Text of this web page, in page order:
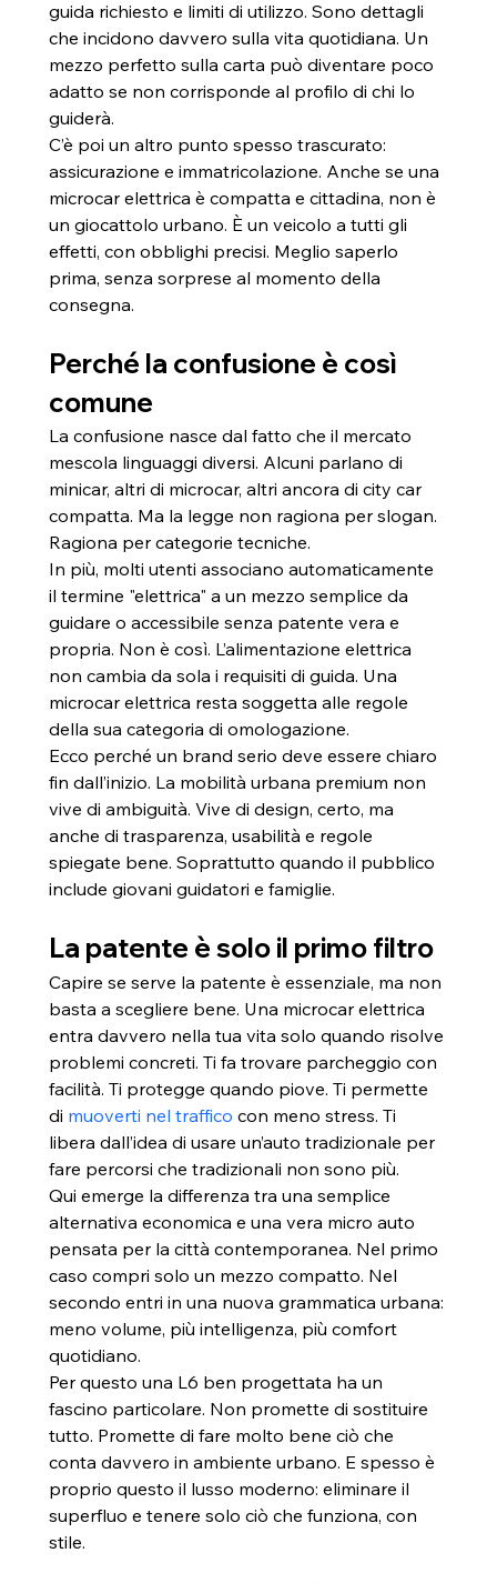
guida richiesto e limiti di utilizzo. Sono dettagli
che incidono davvero sulla vita quotidiana. Un
mezzo perfetto sulla carta può diventare poco
adatto se non corrisponde al profilo di chi lo
guiderà.
C’è poi un altro punto spesso trascurato:
assicurazione e immatricolazione. Anche se una
microcar elettrica è compatta e cittadina, non è
un giocattolo urbano. È un veicolo a tutti gli
effetti, con obblighi precisi. Meglio saperlo
prima, senza sorprese al momento della
consegna.
Perché la confusione è così
comune
La confusione nasce dal fatto che il mercato
mescola linguaggi diversi. Alcuni parlano di
minicar, altri di microcar, altri ancora di city car
compatta. Ma la legge non ragiona per slogan.
Ragiona per categorie tecniche.
In più, molti utenti associano automaticamente
il termine "elettrica" a un mezzo semplice da
guidare o accessibile senza patente vera e
propria. Non è così. L’alimentazione elettrica
non cambia da sola i requisiti di guida. Una
microcar elettrica resta soggetta alle regole
della sua categoria di omologazione.
Ecco perché un brand serio deve essere chiaro
fin dall’inizio. La mobilità urbana premium non
vive di ambiguità. Vive di design, certo, ma
anche di trasparenza, usabilità e regole
spiegate bene. Soprattutto quando il pubblico
include giovani guidatori e famiglie.
La patente è solo il primo filtro
Capire se serve la patente è essenziale, ma non
basta a scegliere bene. Una microcar elettrica
entra davvero nella tua vita solo quando risolve
problemi concreti. Ti fa trovare parcheggio con
facilità. Ti protegge quando piove. Ti permette
di muoverti nel traffico con meno stress. Ti
libera dall’idea di usare un’auto tradizionale per
fare percorsi che tradizionali non sono più.
Qui emerge la differenza tra una semplice
alternativa economica e una vera micro auto
pensata per la città contemporanea. Nel primo
caso compri solo un mezzo compatto. Nel
secondo entri in una nuova grammatica urbana:
meno volume, più intelligenza, più comfort
quotidiano.
Per questo una L6 ben progettata ha un
fascino particolare. Non promette di sostituire
tutto. Promette di fare molto bene ciò che
conta davvero in ambiente urbano. E spesso è
proprio questo il lusso moderno: eliminare il
superfluo e tenere solo ciò che funziona, con
stile.